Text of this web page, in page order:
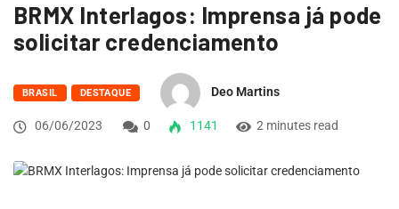
BRMX Interlagos: Imprensa já pode
solicitar credenciamento
BRASIL DESTAQUE Deo Martins
06/06/2023 0 1141 2 minutes read